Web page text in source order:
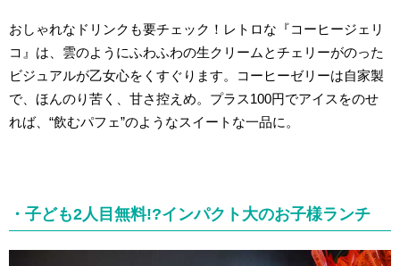
おしゃれなドリンクも要チェック！レトロな『コーヒージェリ
コ』は、雲のようにふわふわの生クリームとチェリーがのった
ビジュアルが乙女心をくすぐります。コーヒーゼリーは自家製
で、ほんのり苦く、甘さ控えめ。プラス100円でアイスをのせ
れば、“飲むパフェ”のようなスイートな一品に。
・子ども2人目無料!?インパクト大のお子様ランチ